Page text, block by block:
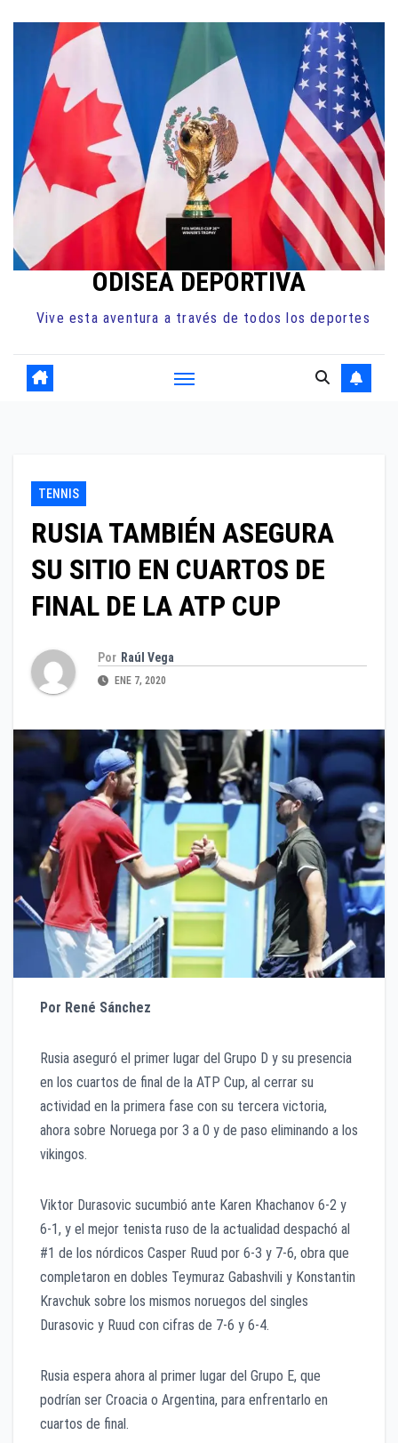
contenido
ODISEA DEPORTIVA
Vive esta aventura a través de todos los deportes
TENNIS
RUSIA TAMBIÉN ASEGURA
SU SITIO EN CUARTOS DE
FINAL DE LA ATP CUP
Por Raúl Vega
ENE 7, 2020
Por René Sánchez
Rusia aseguró el primer lugar del Grupo D y su presencia
en los cuartos de final de la ATP Cup, al cerrar su
actividad en la primera fase con su tercera victoria,
ahora sobre Noruega por 3 a 0 y de paso eliminando a los
vikingos.
Viktor Durasovic sucumbió ante Karen Khachanov 6-2 y
6-1, y el mejor tenista ruso de la actualidad despachó al
#1 de los nórdicos Casper Ruud por 6-3 y 7-6, obra que
completaron en dobles Teymuraz Gabashvili y Konstantin
Kravchuk sobre los mismos noruegos del singles
Durasovic y Ruud con cifras de 7-6 y 6-4.
Rusia espera ahora al primer lugar del Grupo E, que
podrían ser Croacia o Argentina, para enfrentarlo en
cuartos de final.